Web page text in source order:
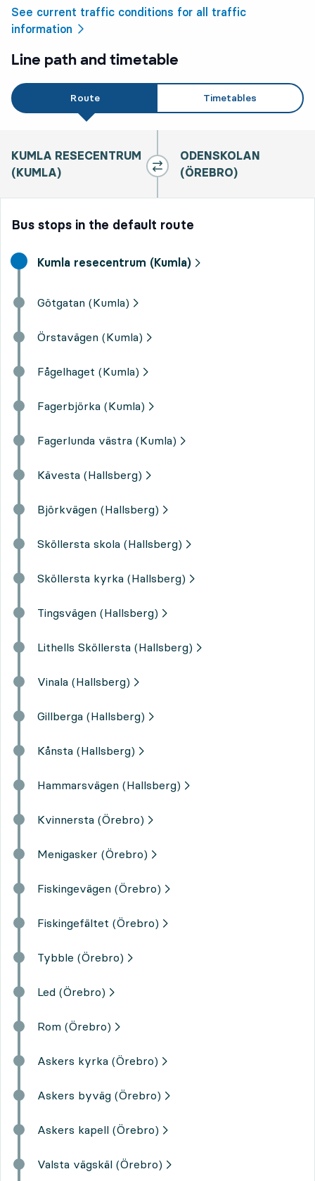
See current traffic conditions for all traffic
information
Line path and timetable
Route Timetables
KUMLA RESECENTRUM
(KUMLA)
ODENSKOLAN
(ÖREBRO)
Bus stops in the default route
Start destination,
Kumla resecentrum (Kumla)
Götgatan (Kumla)
Örstavägen (Kumla)
Fågelhaget (Kumla)
Fagerbjörka (Kumla)
Fagerlunda västra (Kumla)
Kävesta (Hallsberg)
Björkvägen (Hallsberg)
Sköllersta skola (Hallsberg)
Sköllersta kyrka (Hallsberg)
Tingsvägen (Hallsberg)
Lithells Sköllersta (Hallsberg)
Vinala (Hallsberg)
Gillberga (Hallsberg)
Kånsta (Hallsberg)
Hammarsvägen (Hallsberg)
Kvinnersta (Örebro)
Menigasker (Örebro)
Fiskingevägen (Örebro)
Fiskingefältet (Örebro)
Tybble (Örebro)
Led (Örebro)
Rom (Örebro)
Askers kyrka (Örebro)
Askers byväg (Örebro)
Askers kapell (Örebro)
Valsta vägskäl (Örebro)